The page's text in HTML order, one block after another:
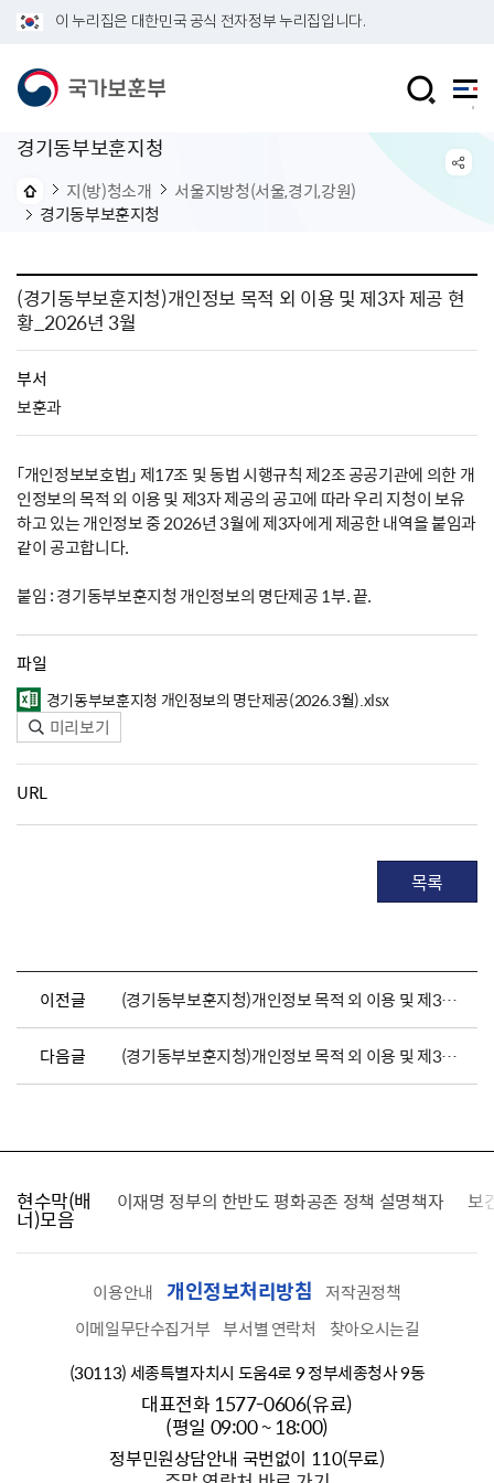
이 누리집은 대한민국 공식 전자정부 누리집입니다.
경기동부보훈지청
지(방)청소개
서울지방청(서울,경기,강원)
경기동부보훈지청
(경기동부보훈지청)개인정보 목적 외 이용 및 제3자 제공 현
황_2026년 3월
부서
보훈과
「개인정보보호법」 제17조 및 동법 시행규칙 제2조 공공기관에 의한 개
인정보의 목적 외 이용 및 제3자 제공의 공고에 따라 우리 지청이 보유
하고 있는 개인정보 중 2026년 3월에 제3자에게 제공한 내역을 붙임과
같이 공고합니다.
붙임 : 경기동부보훈지청 개인정보의 명단제공 1부. 끝.
파일
경기동부보훈지청 개인정보의 명단제공(2026.3월).xlsx
미리보기
URL
목록
이전글 (경기동부보훈지청)개인정보 목적 외 이용 및 제3자 제공 현황_2026년 4월
다음글 (경기동부보훈지청)개인정보 목적 외 이용 및 제3자 제공 현황_2026년 2월
현수막(배
너)모음
찾습니다 이재명 정부의 한반도 평화공존 정책 설명책자 보
이용안내 개인정보처리방침
저작권정책
이메일무단수집거부 부서별 연락처
찾아오시는길
(30113) 세종특별자치시 도움4로 9 정부세종청사 9동
대표전화 1577-0606(유료)
(평일 09:00 ~ 18:00)
정부민원상담안내 국번없이 110(무료)